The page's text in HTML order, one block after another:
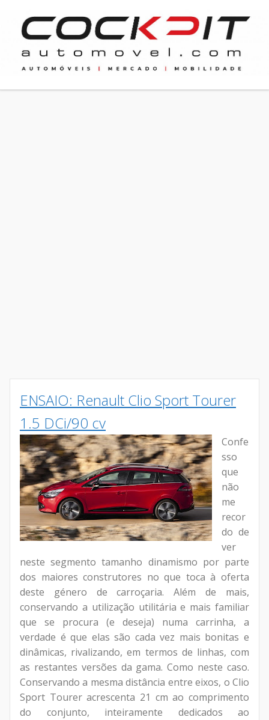
ENSAIO: Renault Clio Sport Tourer
1.5 DCi/90 cv
Confe
sso
que
não
me
recor
do de
ver
neste segmento tamanho dinamismo por parte
dos maiores construtores no que toca à oferta
deste género de carroçaria. Além de mais,
conservando a utilização utilitária e mais familiar
que se procura (e deseja) numa carrinha, a
verdade é que elas são cada vez mais bonitas e
dinâmicas, rivalizando, em termos de linhas, com
as restantes versões da gama. Como neste caso.
Conservando a mesma distância entre eixos, o Clio
Sport Tourer acrescenta 21 cm ao comprimento
do conjunto, inteiramente dedicados ao